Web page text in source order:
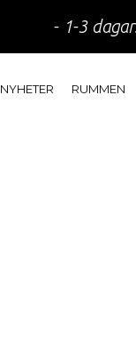
- 1-3
NYHETER RUMMEN